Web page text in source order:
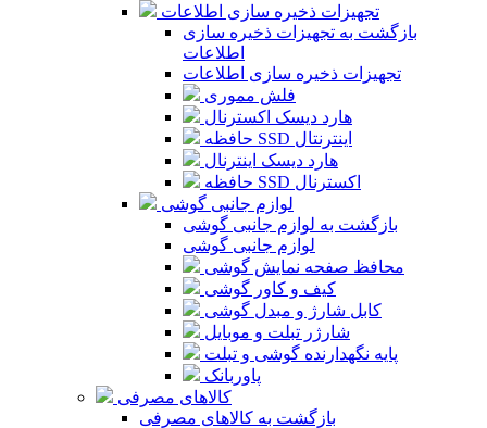
تجهیزات ذخیره سازی اطلاعات
بازگشت به تجهیزات ذخیره سازی
اطلاعات
تجهیزات ذخیره سازی اطلاعات
فلش مموری
هارد دیسک اکسترنال
حافظه SSD اینترنتال
هارد دیسک اینترنال
حافظه SSD اکسترنال
لوازم جانبی گوشی
بازگشت به لوازم جانبی گوشی
لوازم جانبی گوشی
محافظ صفحه نمایش گوشی
کیف و کاور گوشی
کابل شارژ و مبدل گوشی
شارژر تبلت و موبایل
پایه نگهدارنده گوشی و تبلت
پاوربانک
کالاهای مصرفی
بازگشت به کالاهای مصرفی